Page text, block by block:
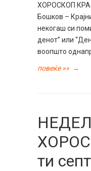
ХОРОСКОП
Бошков –
некогаш си
денот” или
воопшто
повеќе »» →
ти